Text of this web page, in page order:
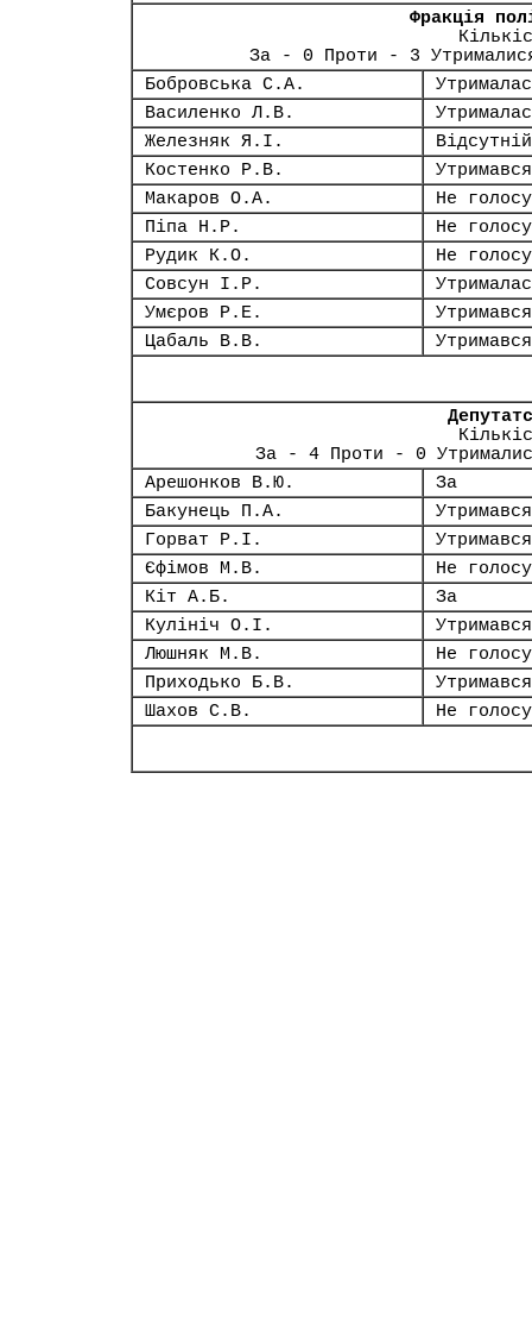
Фракція
За - 0 Проти - 3
Бобровська С.А.
Василенко Л.В.
Железняк Я.І.
Відсутній
Костенко Р.В.
Утримався
Макаров О.А.
Не
Піпа Н.Р.
Не
Рудик К.О.
Не
Совсун І.Р.
Умєров Р.Е.
Утримався
Цабаль В.В.
Утримався
За - 4 Проти - 0
Арешонков В.Ю.
За
Бакунець П.А.
Утримався
Горват Р.І.
Утримався
Єфімов М.В.
Не
Кіт А.Б.
За
Кулініч О.І.
Утримався
Люшняк М.В.
Не
Приходько Б.В.
Утримався
Шахов С.В.
Не